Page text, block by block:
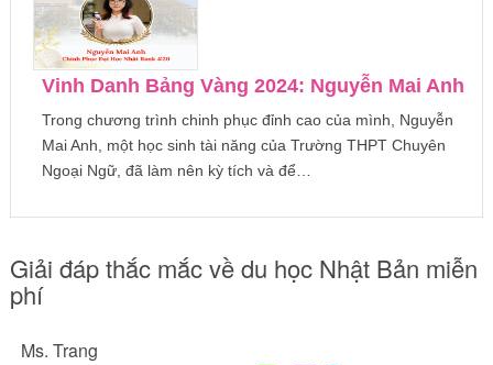
Vinh Danh Bảng Vàng 2024: Nguyễn Mai Anh
Trong chương trình chinh phục đỉnh cao của mình, Nguyễn
Mai Anh, một học sinh tài năng của Trường THPT Chuyên
Ngoại Ngữ, đã làm nên kỳ tích và để…
Giải đáp thắc mắc về du học Nhật Bản miễn
phí
Ms. Trang